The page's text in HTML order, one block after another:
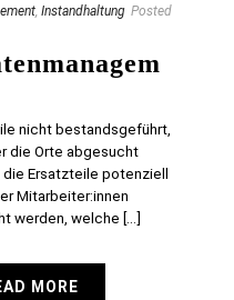
, Instandhaltung Posted
nicht bestandsgeführt,
die Orte abgesucht
Ersatzteile potenziell
Mitarbeiter:innen
werden, welche [...]
MORE